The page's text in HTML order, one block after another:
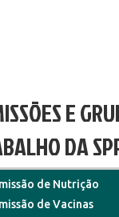
E
DA
de Nutrição
de Vacinas